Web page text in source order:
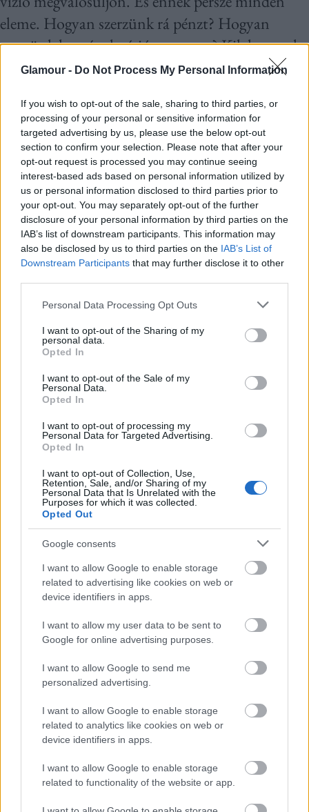
Glamour - Do Not Process My Personal Information
If you wish to opt-out of the sale, sharing to third parties, or
processing of your personal or sensitive information for
targeted advertising by us, please use the below opt-out
section to confirm your selection. Please note that after your
opt-out request is processed you may continue seeing
interest-based ads based on personal information utilized by
us or personal information disclosed to third parties prior to
your opt-out. You may separately opt-out of the further
disclosure of your personal information by third parties on the
IAB’s list of downstream participants. This information may
also be disclosed by us to third parties on the IAB’s List of
Downstream Participants that may further disclose it to other
Please note that this website/app uses one or more Google
not limited to your visit or usage behaviour. You may click to
grant or deny consent to Google and its third-party tags to
use your data for below specified purposes in below Google
consent section.
Personal Data Processing Opt Outs
I want to opt-out of the Sharing of my
personal data.
Opted In
I want to opt-out of the Sale of my
Personal Data.
Opted In
I want to opt-out of processing my
Personal Data for Targeted Advertising.
Opted In
I want to opt-out of Collection, Use,
Retention, Sale, and/or Sharing of my
Personal Data that Is Unrelated with the
Purposes for which it was collected.
Opted Out
Google consents
I want to allow Google to enable storage
related to advertising like cookies on web or
device identifiers in apps.
I want to allow my user data to be sent to
Google for online advertising purposes.
I want to allow Google to send me
personalized advertising.
I want to allow Google to enable storage
related to analytics like cookies on web or
device identifiers in apps.
I want to allow Google to enable storage
related to functionality of the website or app.
eleme. Hogyan szerzünk rá pénzt? Hogyan
szerzünk hozzá televíziós partnert? Kik legyenek
az alkotók? Kik legyenek adott esetben a
zökkenőmentes legyen a lebonyolitás, lehetőség
szerint pedig a végén mindenki boldogan
távozzon a produkcióból.A nap végén pedig
mindig azt kell nézni, hogy amit létrehozunk,
attól egy picit jobb legyen a világ.
Nekem legalábbis ez lebeg a szemem előtt. Bár a
szórakoztatóiparban dolgozom, alapvetően azért
felelek, hogy a nézők este 8 és 9 között
lecsüccsenve a tévé elé kicsit kiengedhessék az
adott napi gőzt. Azt gondolom, ennek legalább
akkoramentálhigién
jelentősége van, mint
bármilyen terápiának vagy baráti beszélgetésnek.
Amikor
De van hozzá jogod?